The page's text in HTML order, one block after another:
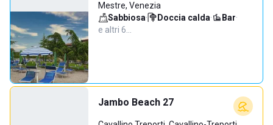
Mestre, Venezia
Sabbiosa· Doccia calda· Bar·
e altri 6…
Jambo Beach 27